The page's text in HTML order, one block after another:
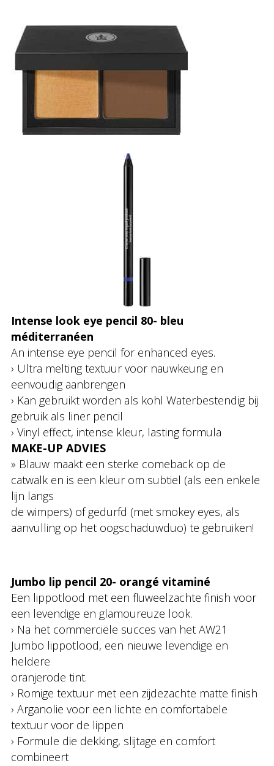
Intense look eye pencil 80- bleu
méditerranéen
An intense eye pencil for enhanced eyes.
› Ultra melting textuur voor nauwkeurig en
eenvoudig aanbrengen
› Kan gebruikt worden als kohl Waterbestendig bij
gebruik als liner pencil
› Vinyl effect, intense kleur, lasting formula
MAKE-UP ADVIES
» Blauw maakt een sterke comeback op de
catwalk en is een kleur om subtiel (als een enkele
lijn langs
de wimpers) of gedurfd (met smokey eyes, als
aanvulling op het oogschaduwduo) te gebruiken!
Jumbo lip pencil 20- orangé vitaminé
Een lippotlood met een fluweelzachte finish voor
een levendige en glamoureuze look.
› Na het commerciële succes van het AW21
Jumbo lippotlood, een nieuwe levendige en
heldere
oranjerode tint.
› Romige textuur met een zijdezachte matte finish
› Arganolie voor een lichte en comfortabele
textuur voor de lippen
› Formule die dekking, slijtage en comfort
combineert